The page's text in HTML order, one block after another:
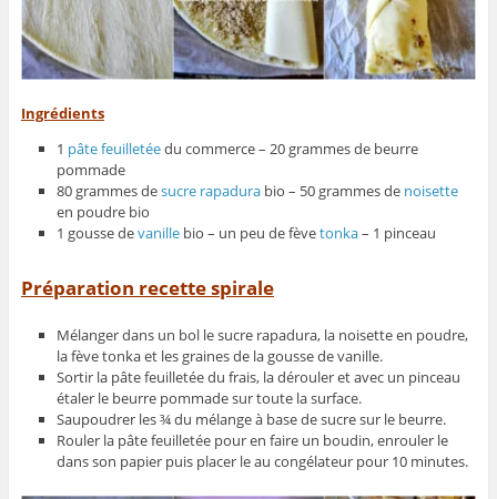
Ingrédients
1 pâte feuilletéedu commerce – 20 grammes de beurre
pommade
80 grammes desucre rapadura bio – 50 grammes de noisette
en poudre bio
1 gousse devanille bio – un peu de fèvetonka– 1 pinceau
Préparation recette spirale
Mélanger dans un bol le sucre rapadura, la noisette en poudre,
la fève tonka et les graines de la gousse de vanille.
Sortir la pâte feuilletée du frais, la dérouler et avec un pinceau
étaler le beurre pommade sur toute la surface.
Saupoudrer les ¾ du mélange à base de sucre sur le beurre.
Rouler la pâte feuilletée pour en faire un boudin, enrouler le
dans son papier puis placer le au congélateur pour 10 minutes.